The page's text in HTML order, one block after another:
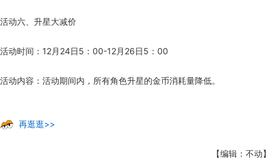
活动六、升星大减价
活动时间：12月24日5：00-12月26日5：00
活动内容：活动期间内，所有角色升星的金币消耗量降低。
再逛逛>>
【编辑：不动】